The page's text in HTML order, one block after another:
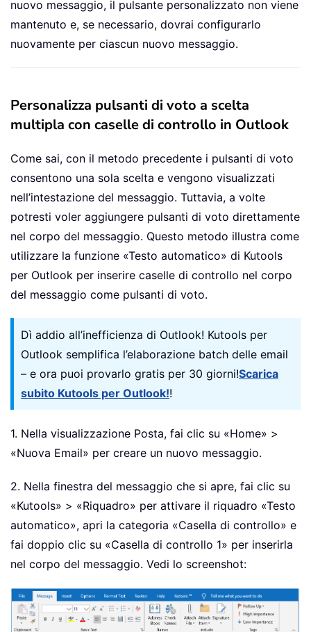
nuovo messaggio, il pulsante personalizzato non viene
mantenuto e, se necessario, dovrai configurarlo
nuovamente per ciascun nuovo messaggio.
Personalizza pulsanti di voto a scelta
multipla con caselle di controllo in Outlook
Come sai, con il metodo precedente i pulsanti di voto
consentono una sola scelta e vengono visualizzati
nell’intestazione del messaggio. Tuttavia, a volte
potresti voler aggiungere pulsanti di voto direttamente
nel corpo del messaggio. Questo metodo illustra come
utilizzare la funzione «Testo automatico» di Kutools
per Outlook per inserire caselle di controllo nel corpo
del messaggio come pulsanti di voto.
Dì addio all’inefficienza di Outlook! Kutools per
Outlook semplifica l’elaborazione batch delle email
– e ora puoi provarlo gratis per 30 giorni!Scarica
subito Kutools per Outlook!!
1. Nella visualizzazione Posta, fai clic su «Home» >
«Nuova Email» per creare un nuovo messaggio.
2. Nella finestra del messaggio che si apre, fai clic su
«Kutools» > «Riquadro» per attivare il riquadro «Testo
automatico», apri la categoria «Casella di controllo» e
fai doppio clic su «Casella di controllo 1» per inserirla
nel corpo del messaggio. Vedi lo screenshot: